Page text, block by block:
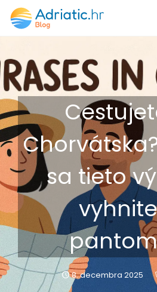
sa tieto
8. decembra 2025